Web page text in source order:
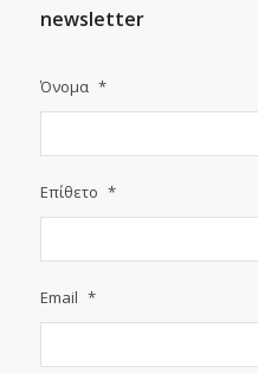
newsletter
Όνομα *
Επίθετο *
Email *